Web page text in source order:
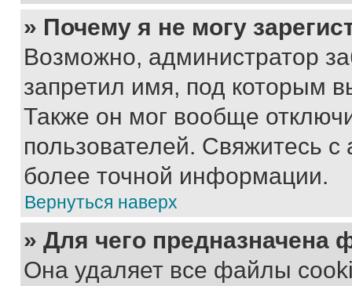
» Почему я не могу
Возможно, администратор
запретил имя, под которым
Также он мог вообще
пользователей. Свяжитесь
более точной информации.
Вернуться наверх
» Для чего предназначена
Она удаляет все файлы